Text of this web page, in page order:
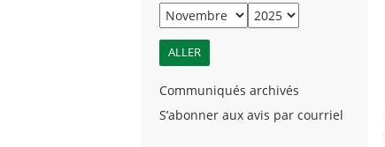
Communiqués archivés
S’abonner aux avis par courriel